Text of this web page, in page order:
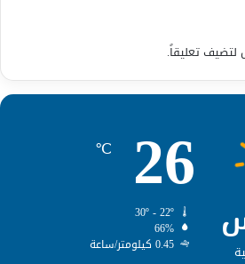
لتضيف تعليقاً.
26
℃
66%
0.45 كيلومتر/ساعة